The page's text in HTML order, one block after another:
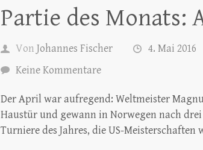
Partie des Monats:
Von Johannes Fischer 4. Mai 2016
Keine Kommentare
Der April war aufregend: Weltmeister
Haustür und gewann in Norwegen nach
Turniere des Jahres, die US-Meisterschaften